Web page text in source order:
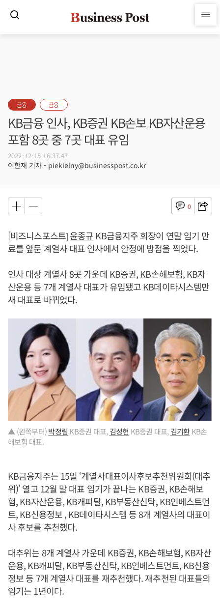
금융 금융
KB금융 인사, KB증권 KB손보 KB자산운용
포함 8곳 중 7곳 대표 유임
2022-12-15 16:37:47
이한재 기자 - piekielny@businesspost.co.kr
0
[비즈니스포스트]윤종규KB금융지주 회장이 연말 임기 만
료를 앞둔 계열사 대표 인사에서 안정에 방점을 찍었다.
인사 대상 계열사 8곳 가운데 KB증권, KB손해보험, KB자
산운용 등 7개 계열사 대표가 유임됐고 KB데이타시스템만
새 대표로 바뀌었다.
▲ (왼쪽부터)박정림 KB증권 대표, 김성현 KB증권 대표, 김기환KB손
해보험 대표.
KB금융지주는 15일 ‘계열사대표이사후보추천위원회(대추
위)’ 열고 12월 말 대표 임기가 끝나는 KB증권, KB손해보
험, KB자산운용, KB캐피탈, KB부동산신탁, KB인베스트먼
트, KB신용정보 , KB데이타시스템 등 8개 계열사의 대표이
사 후보를 추천했다.
대추위는 8개 계열사 가운데 KB증권, KB손해보험, KB자산
운용, KB캐피탈, KB부동산신탁, KB인베스트먼트, KB신용
정보 등 7개 계열사 대표를 재추천했다. 재추천된 대표들의
임기는 1년이다.